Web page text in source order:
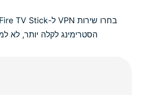
הסטרימינג לקלה יותר, לא